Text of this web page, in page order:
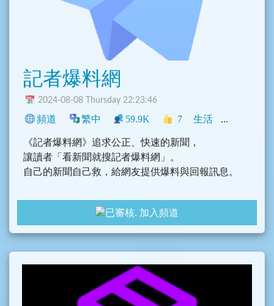
記者爆料網
2024-08-08 Thursday 22:23:46
頻道 繁中 59.9K 7 生活 新聞
《記者爆料網》追求公正、快速的新聞，
讓讀者「看新聞就搜記者爆料網」。
自己的新聞自己救，給網友提供爆料與回報訊息。
新聞網站：https://new-reporter.com/
Facebook：https://www.facebook.com/new.reporte
r
加入頻道